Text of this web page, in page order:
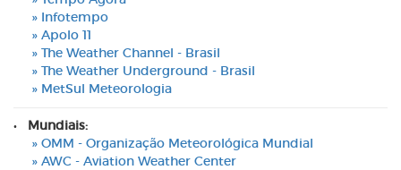
» Infotempo
» Apolo 11
» The Weather Channel - Brasil
» The Weather Underground - Brasil
» MetSul Meteorologia
• Mundiais:
» OMM - Organização Meteorológica Mundial
» AWC - Aviation Weather Center